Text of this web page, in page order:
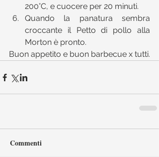
200°C, e cuocere per 20 minuti.
Quando la panatura sembra
croccante il Petto di pollo alla
Morton è pronto.
Buon appetito e buon barbecue x tutti.
Commenti